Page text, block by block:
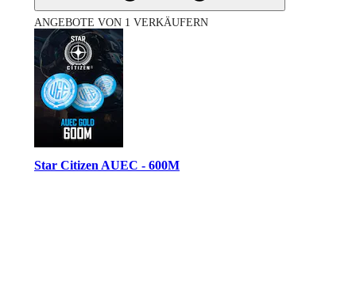
ANGEBOTE VON 1 VERKÄUFERN
Star Citizen AUEC - 600M